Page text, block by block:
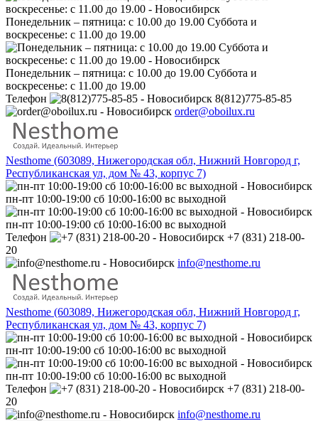
Понедельник – пятница: с 10.00 до 19.00 Суббота и
воскресенье: с 11.00 до 19.00
Понедельник – пятница: с 10.00 до 19.00 Суббота и
воскресенье: с 11.00 до 19.00
Телефон
8(812)775-85-85
order@oboilux.ru
Nesthome (603089, Нижегородская обл, Нижний Новгород г,
Республиканская ул, дом № 43, корпус 7)
пн-пт 10:00-19:00 сб 10:00-16:00 вс выходной
пн-пт 10:00-19:00 сб 10:00-16:00 вс выходной
Телефон
+7 (831) 218-00-
20
info@nesthome.ru
Nesthome (603089, Нижегородская обл, Нижний Новгород г,
Республиканская ул, дом № 43, корпус 7)
пн-пт 10:00-19:00 сб 10:00-16:00 вс выходной
пн-пт 10:00-19:00 сб 10:00-16:00 вс выходной
Телефон
+7 (831) 218-00-
20
info@nesthome.ru